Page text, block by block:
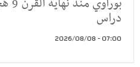
دراس
07:00 - 2026/08/08